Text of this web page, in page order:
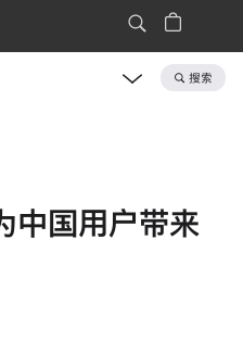
搜索
中国用户带来